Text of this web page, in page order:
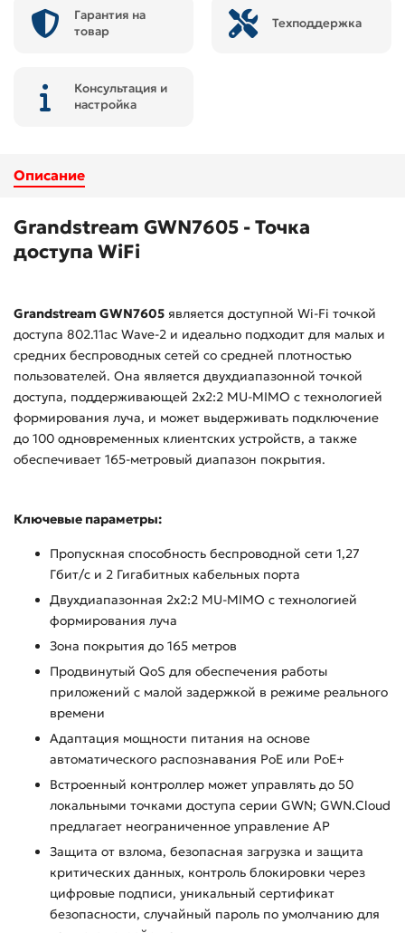
Гарантия на
товар
Техподдержка
Консультация и
настройка
Описание
Grandstream GWN7605 - Точка
доступа WiFi
Grandstream GWN7605 является доступной Wi-Fi точкой
доступа 802.11ac Wave-2 и идеально подходит для малых и
средних беспроводных сетей со средней плотностью
пользователей. Она является двухдиапазонной точкой
доступа, поддерживающей 2x2:2 MU-MIMO с технологией
формирования луча, и может выдерживать подключение
до 100 одновременных клиентских устройств, а также
обеспечивает 165-метровый диапазон покрытия.
Ключевые параметры:
Пропускная способность беспроводной сети 1,27
Гбит/с и 2 Гигабитных кабельных порта
Двухдиапазонная 2x2:2 MU-MIMO с технологией
формирования луча
Зона покрытия до 165 метров
Продвинутый QoS для обеспечения работы
приложений с малой задержкой в режиме реального
времени
Адаптация мощности питания на основе
автоматического распознавания PoE или PoE+
Встроенный контроллер может управлять до 50
локальными точками доступа серии GWN; GWN.Cloud
предлагает неограниченное управление AP
Защита от взлома, безопасная загрузка и защита
критических данных, контроль блокировки через
цифровые подписи, уникальный сертификат
безопасности, случайный пароль по умолчанию для